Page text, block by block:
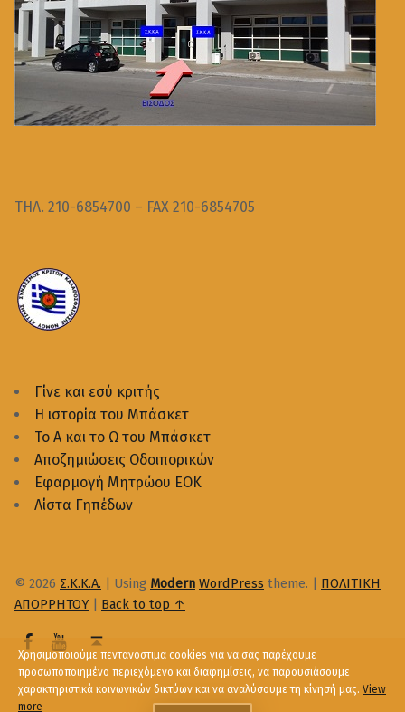
ΤΗΛ. 210-6854700 – FAX 210-6854705
Γίνε και εσύ κριτής
Η ιστορία του Μπάσκετ
Το Α και το Ω του Μπάσκετ
Αποζημιώσεις Οδοιπορικών
Εφαρμογή Μητρώου ΕΟΚ
Λίστα Γηπέδων
© 2026 Σ.Κ.Κ.Α. | Using Modern WordPress theme. | ΠΟΛΙΤΙΚΗ
ΑΠΟΡΡΗΤΟΥ | Back to top ↑
Χρησιμοποιούμε πεντανόστιμα cookies για να σας παρέχουμε
προσωποποιημένο περιεχόμενο και διαφημίσεις, να παρουσιάσουμε
χαρακτηριστικά κοινωνικών δικτύων και να αναλύσουμε τη κίνησή μας. View
more